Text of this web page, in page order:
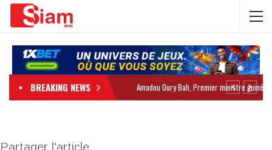
BREAKING NEWS
Partager l'article